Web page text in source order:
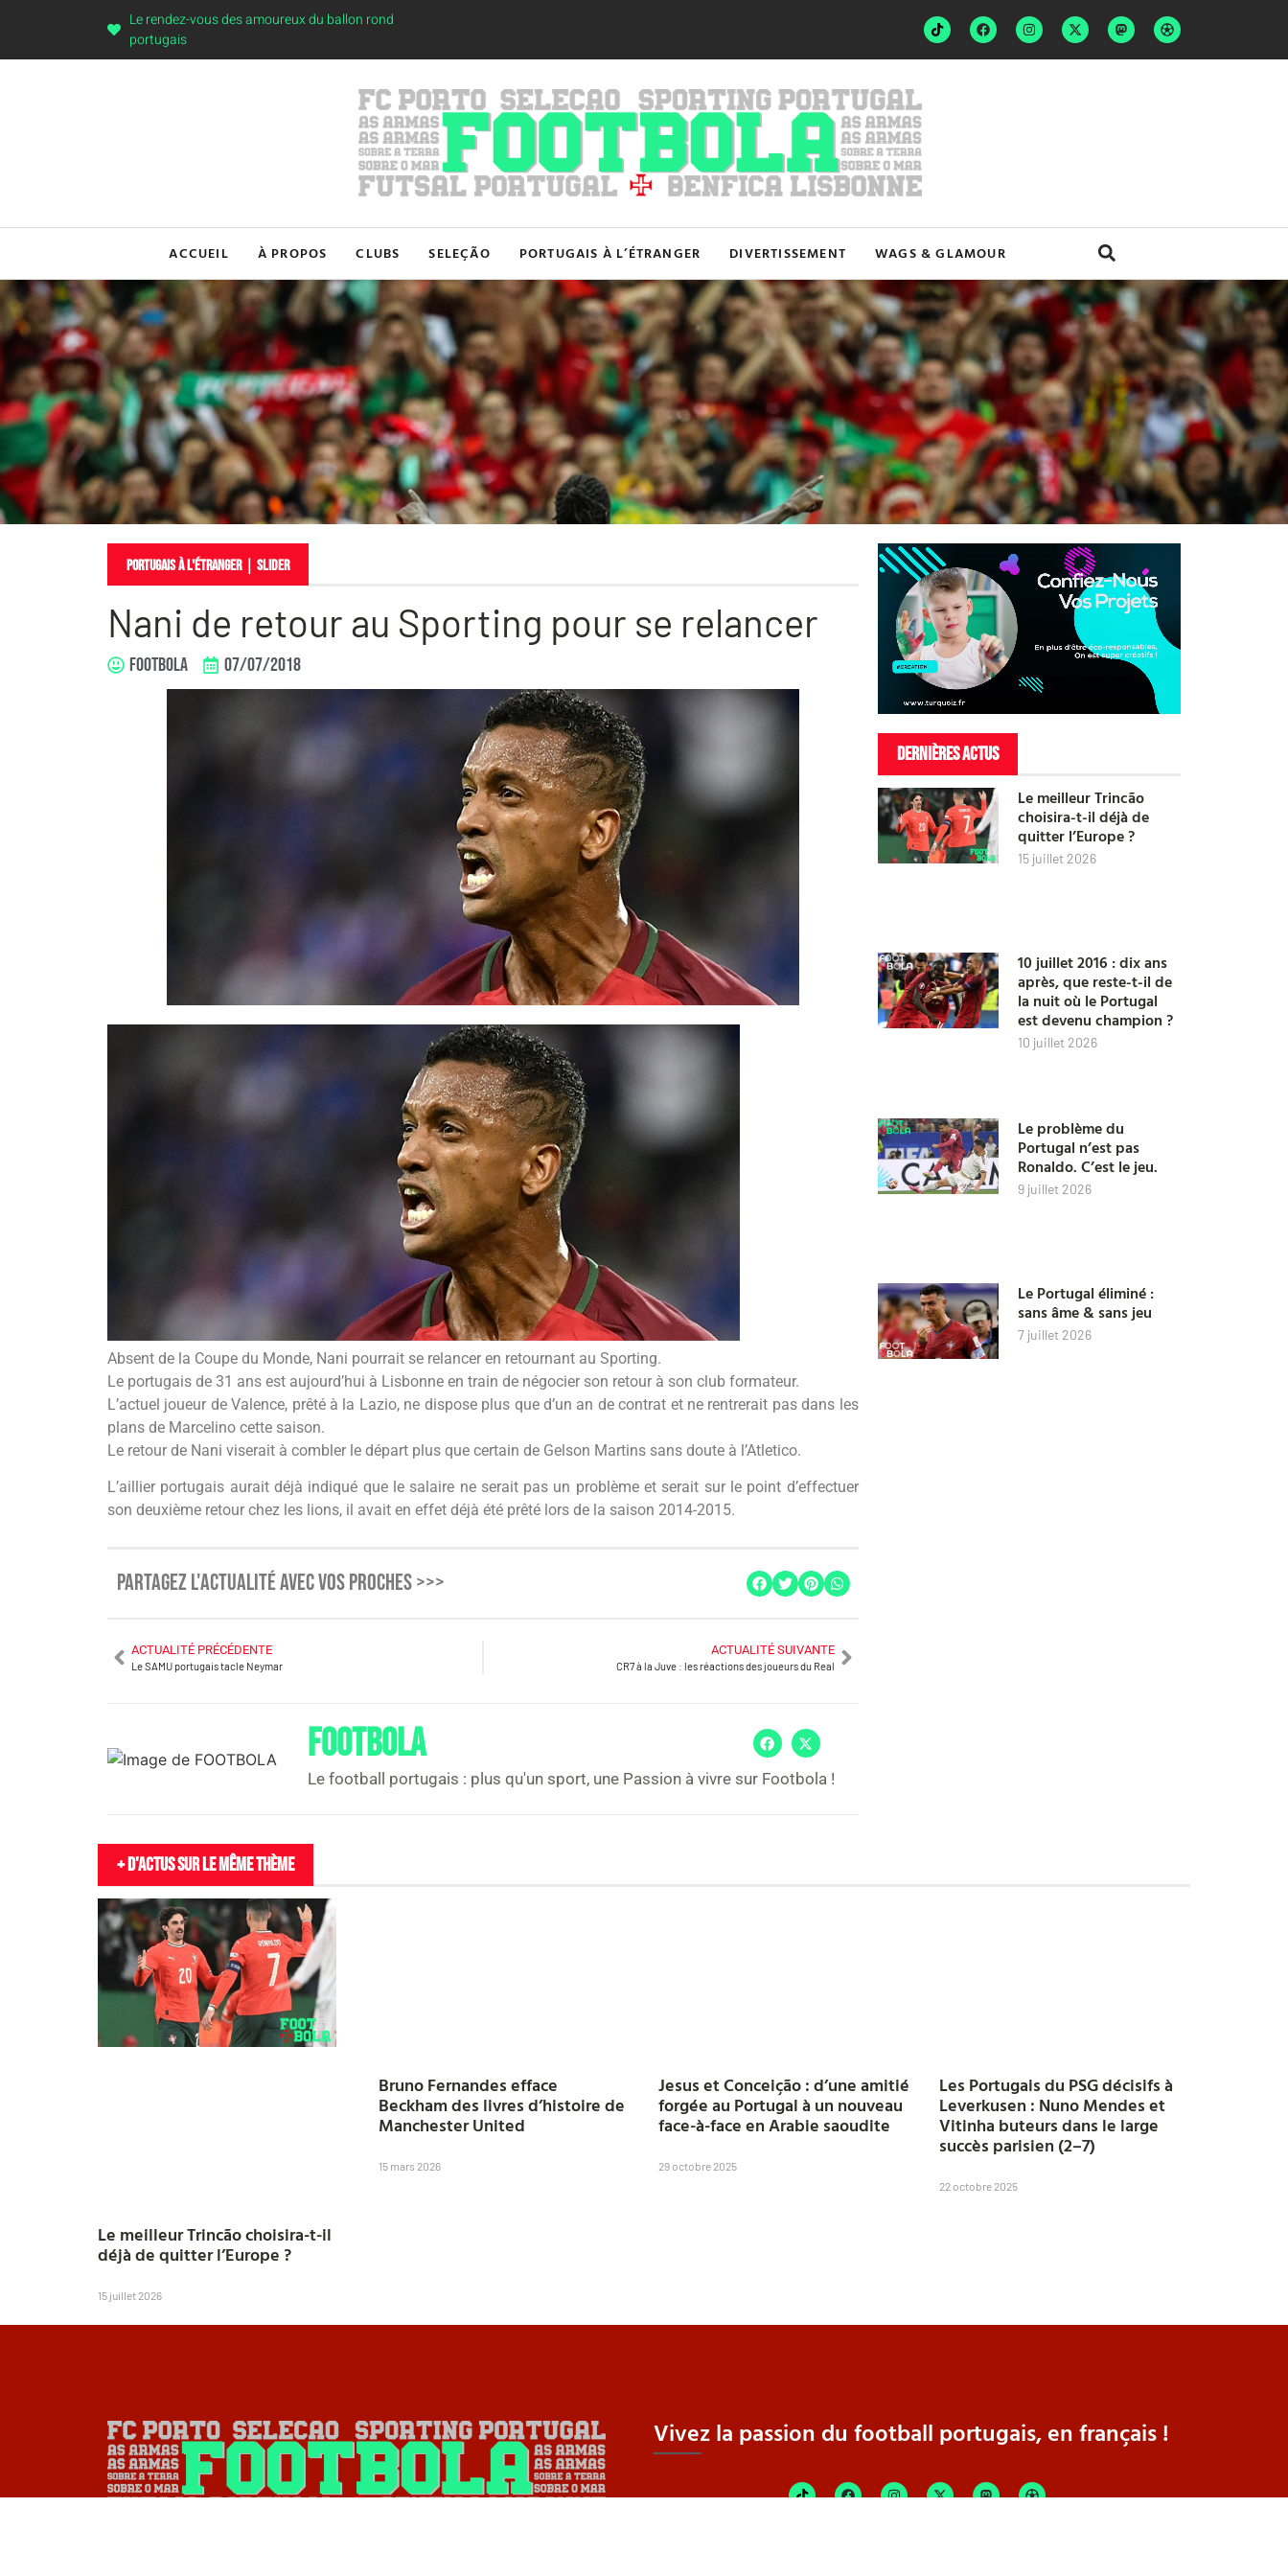
Le rendez-vous des amoureux du ballon rond
portugais
ACCUEIL À PROPOS CLUBS SELEÇÃO PORTUGAIS À L’ÉTRANGER DIVERTISSEMENT WAGS & GLAMOUR
PORTUGAIS À L'ÉTRANGER｜ slider
Nani de retour au Sporting pour se relancer
FOOTBOLA 07/07/2018
Absent de la Coupe du Monde, Nani pourrait se relancer en retournant au Sporting.
Le portugais de 31 ans est aujourd’hui à Lisbonne en train de négocier son retour à son club formateur.
L’actuel joueur de Valence, prêté à la Lazio, ne dispose plus que d’un an de contrat et ne rentrerait pas dans les
plans de Marcelino cette saison.
Le retour de Nani viserait à combler le départ plus que certain de Gelson Martins sans doute à l’Atletico.
L’aillier portugais aurait déjà indiqué que le salaire ne serait pas un problème et serait sur le point d’effectuer
son deuxième retour chez les lions, il avait en effet déjà été prêté lors de la saison 2014-2015.
PARTAGEZ L'ACTUALITÉ AVEC VOS PROCHES >>>
ACTUALITÉ PRÉCÉDENTE
Le SAMU portugais tacle Neymar
ACTUALITÉ SUIVANTE
CR7 à la Juve : les réactions des joueurs du Real
FOOTBOLA
Le football portugais : plus qu'un sport, une Passion à vivre sur Footbola !
DERNIÈRES ACTUS
Le meilleur Trincão
choisira-t-il déjà de
quitter l’Europe ?
15 juillet 2026
10 juillet 2016 : dix ans
après, que reste-t-il de
la nuit où le Portugal
est devenu champion ?
10 juillet 2026
Le problème du
Portugal n’est pas
Ronaldo. C’est le jeu.
9 juillet 2026
Le Portugal éliminé :
sans âme & sans jeu
7 juillet 2026
+ D'actus sur le même thème
Le meilleur Trincão choisira-t-il
déjà de quitter l’Europe ?
15 juillet 2026
Bruno Fernandes efface
Beckham des livres d’histoire de
Manchester United
15 mars 2026
Jesus et Conceição : d’une amitié
forgée au Portugal à un nouveau
face-à-face en Arabie saoudite
29 octobre 2025
Les Portugais du PSG décisifs à
Leverkusen : Nuno Mendes et
Vitinha buteurs dans le large
succès parisien (2–7)
22 octobre 2025
Vivez la passion du football portugais, en français !